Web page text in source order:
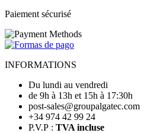
Paiement sécurisé
INFORMATIONS
Du lundi au vendredi
de 9h à 13h et 15h à 17:30h
post-sales@groupalgatec.com
+34 974 42 99 24
P.V.P : TVA incluse